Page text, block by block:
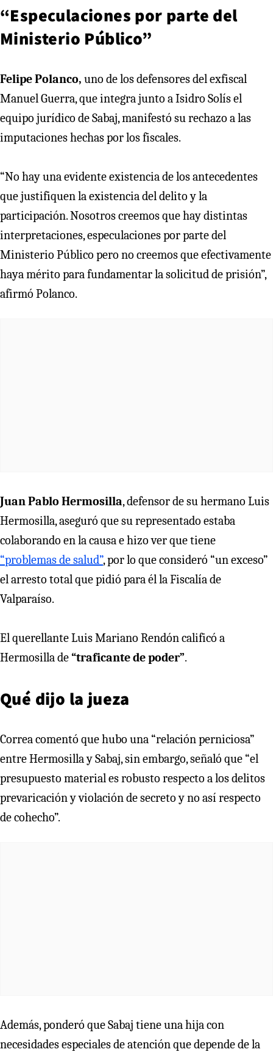
“Especulaciones por parte del
Ministerio Público”
Felipe Polanco, uno de los defensores del exfiscal
Manuel Guerra, que integra junto a Isidro Solís el
equipo jurídico de Sabaj, manifestó su rechazo a las
imputaciones hechas por los fiscales.
“No hay una evidente existencia de los antecedentes
que justifiquen la existencia del delito y la
participación. Nosotros creemos que hay distintas
interpretaciones, especulaciones por parte del
Ministerio Público pero no creemos que efectivamente
haya mérito para fundamentar la solicitud de prisión”,
afirmó Polanco.
Juan Pablo Hermosilla, defensor de su hermano Luis
Hermosilla, aseguró que su representado estaba
colaborando en la causa e hizo ver que tiene
“problemas de salud”, por lo que consideró “un exceso”
el arresto total que pidió para él la Fiscalía de
Valparaíso.
El querellante Luis Mariano Rendón calificó a
Hermosilla de“traficante de poder”.
Qué dijo la jueza
Correa comentó que hubo una “relación perniciosa”
entre Hermosilla y Sabaj, sin embargo, señaló que “el
presupuesto material es robusto respecto a los delitos
prevaricación y violación de secreto y no así respecto
de cohecho”.
Además, ponderó que Sabaj tiene una hija con
necesidades especiales de atención que depende de la